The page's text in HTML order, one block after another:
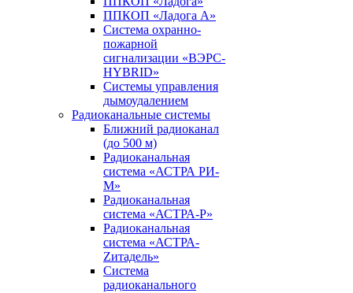
ППКОП «Ладога А»
Система охранно-
пожарной
сигнализации «ВЭРС-
HYBRID»
Системы управления
дымоудалением
Радиоканальные системы
Ближний радиоканал
(до 500 м)
Радиоканальная
система «АСТРА РИ-
М»
Радиоканальная
система «АСТРА-Р»
Радиоканальная
система «АСТРА-
Zитадель»
Система
радиоканального